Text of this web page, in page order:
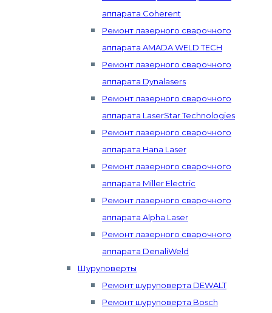
аппарата Coherent
Ремонт лазерного сварочного
аппарата AMADA WELD TECH
Ремонт лазерного сварочного
аппарата Dynalasers
Ремонт лазерного сварочного
аппарата LaserStar Technologies
Ремонт лазерного сварочного
аппарата Hana Laser
Ремонт лазерного сварочного
аппарата Miller Electric
Ремонт лазерного сварочного
аппарата Alpha Laser
Ремонт лазерного сварочного
аппарата DenaliWeld
Шуруповерты
Ремонт шуруповерта DEWALT
Ремонт шуруповерта Bosch